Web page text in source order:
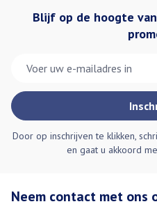
Blijf op de hoogte
Door op inschrijven te klikken,
en gaat u akkoord
Neem contact met ons